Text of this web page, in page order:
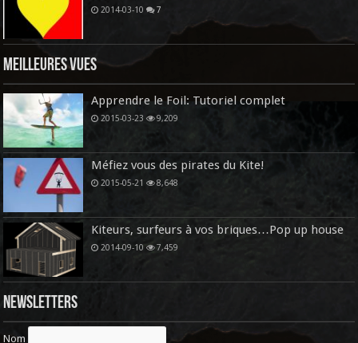
2014-03-10 7
Meilleures vues
Apprendre le Foil: Tutoriel complet
2015-03-23 9,209
Méfiez vous des pirates du Kite!
2015-05-21 8,648
Kiteurs, surfeurs à vos briques…Pop up house
2014-09-10 7,459
Newsletters
Nom